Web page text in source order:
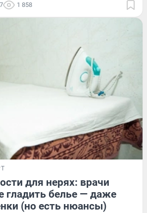
1 858
для нерях: врачи
гладить белье — даже
(но есть нюансы)